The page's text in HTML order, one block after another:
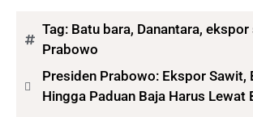
Tag: Batu bara, Danantara, ekspor
Prabowo
Presiden Prabowo: Ekspor Sawit,
Hingga Paduan Baja Harus Lewat